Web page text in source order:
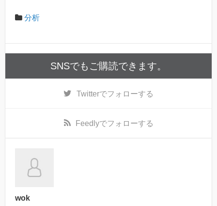
分析
SNSでもご購読できます。
Twitterでフォローする
Feedlyでフォローする
wok